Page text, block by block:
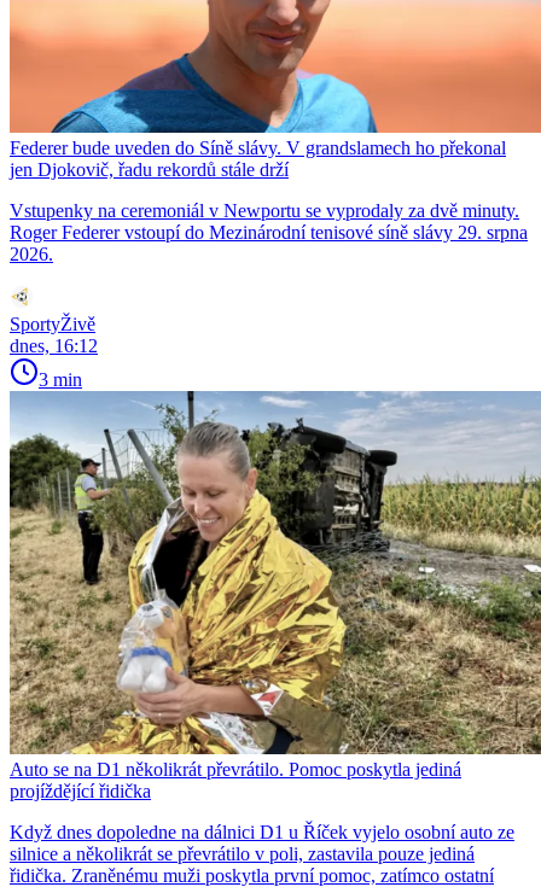
Federer bude uveden do Síně slávy. V grandslamech ho překonal
jen Djokovič, řadu rekordů stále drží
Vstupenky na ceremoniál v Newportu se vyprodaly za dvě minuty.
Roger Federer vstoupí do Mezinárodní tenisové síně slávy 29. srpna
2026.
SportyŽivě
dnes, 16:12
3 min
Auto se na D1 několikrát převrátilo. Pomoc poskytla jediná
projíždějící řidička
Když dnes dopoledne na dálnici D1 u Říček vyjelo osobní auto ze
silnice a několikrát se převrátilo v poli, zastavila pouze jediná
řidička. Zraněnému muži poskytla první pomoc, zatímco ostatní